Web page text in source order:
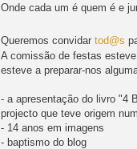
Onde cada um é quem é e
Queremos convidar tod@s
A comissão de festas
esteve a preparar-nos
- a apresentação do livro "4
projecto que teve origem
- 14 anos em imagens
- baptismo do blog